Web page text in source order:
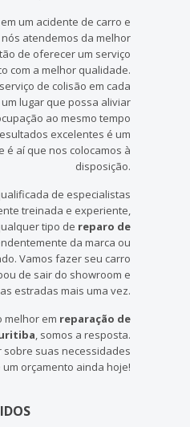
um acidente de carro e
atendemos da melhor
de oferecer um serviço
com a melhor qualidade.
de colisão em cada
lugar que possa aliviar
ao mesmo tempo
excelentes é um
é aí que nos colocamos à
disposição.
de especialistas
treinada e experiente,
tipo de reparo de
da marca ou
Vamos fazer seu carro
de sair do showroom e
estradas mais uma vez.
melhor em reparação de
, somos a resposta.
sobre suas necessidades
orçamento ainda hoje!